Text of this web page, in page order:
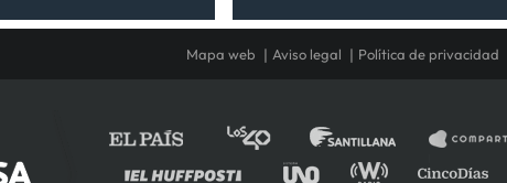
Mapa web Aviso legal Política de privacidad